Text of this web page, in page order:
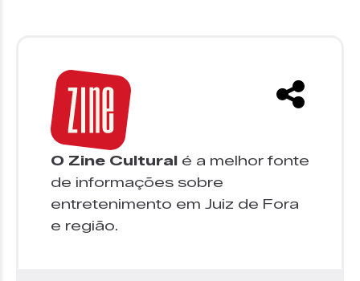
O Zine Cultural é a melhor fonte
de informações sobre
entretenimento em Juiz de Fora
e região.